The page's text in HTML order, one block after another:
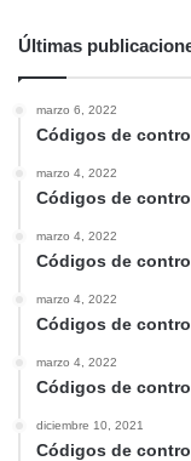
Últimas
marzo 6, 2022
Códigos de
marzo 4, 2022
Códigos de
marzo 4, 2022
Códigos de
marzo 4, 2022
Códigos de
marzo 4, 2022
Códigos de
diciembre 10, 2021
Códigos de